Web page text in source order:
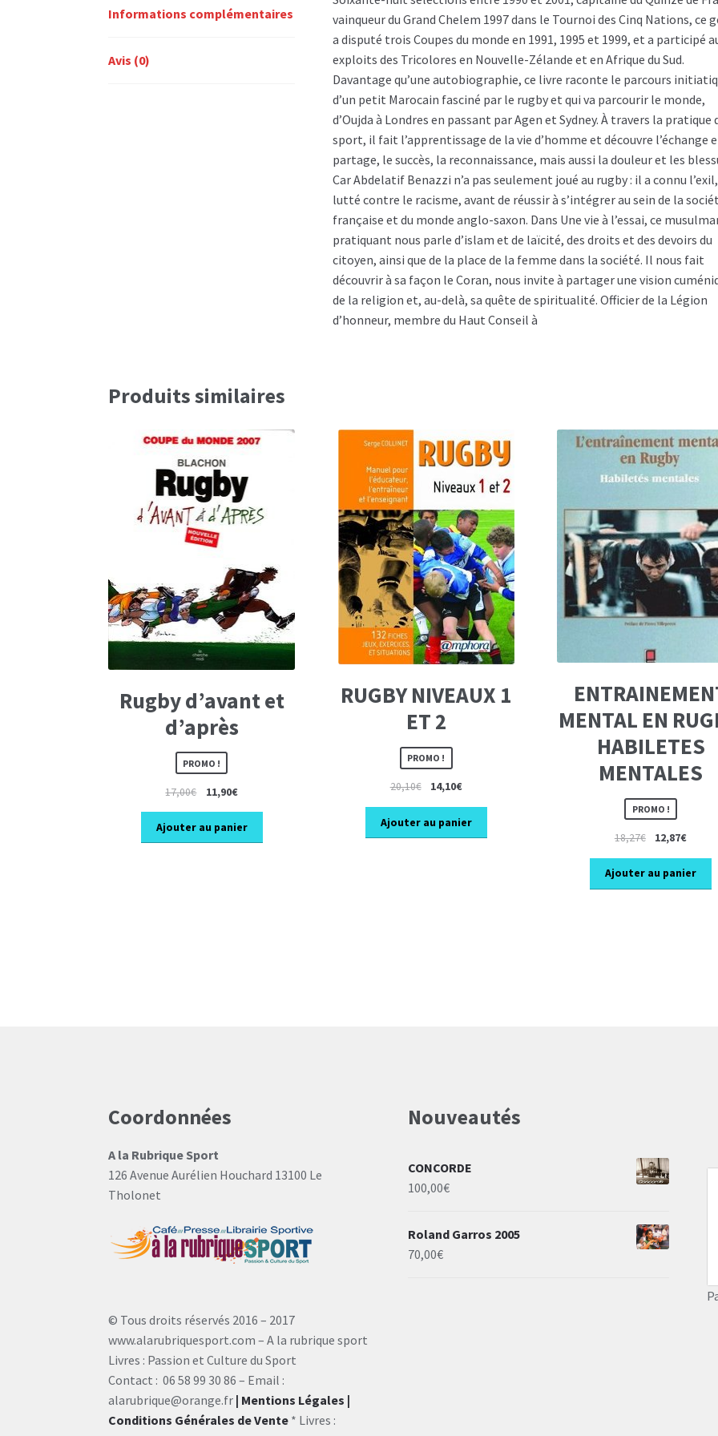
Informations complémentaires
Avis (0)
vainqueur du Grand Chelem 1997 dans le Tournoi des Cinq Nations, ce
a disputé trois Coupes du monde en 1991, 1995 et 1999, et a participé
exploits des Tricolores en Nouvelle-Zélande et en Afrique du Sud.
Davantage qu’une autobiographie, ce livre raconte le parcours
d’un petit Marocain fasciné par le rugby et qui va parcourir le monde,
d’Oujda à Londres en passant par Agen et Sydney. À travers la pratique
sport, il fait l’apprentissage de la vie d’homme et découvre l’échange
partage, le succès, la reconnaissance, mais aussi la douleur et les
Car Abdelatif Benazzi n’a pas seulement joué au rugby : il a connu l’exil,
lutté contre le racisme, avant de réussir à s’intégrer au sein de la
française et du monde anglo-saxon. Dans Une vie à l’essai, ce
pratiquant nous parle d’islam et de laïcité, des droits et des devoirs du
citoyen, ainsi que de la place de la femme dans la société. Il nous fait
découvrir à sa façon le Coran, nous invite à partager une vision
de la religion et, au-delà, sa quête de spiritualité. Officier de la Légion
d’honneur, membre du Haut Conseil à
Produits similaires
Rugby d’avant et
d’après
PROMO !
17,00€
Le
prix
initial
était :
11,90€Le
prix
actuel
est :
Ajouter au panier
RUGBY NIVEAUX 1
ET 2
PROMO !
20,10€
Le
initial
était :
14,10€Le
actuel
est :
Ajouter au panier
MENTAL EN
HABILETES
MENTALES
PROMO !
18,27€
Le
initial
était :
12,87€Le
actuel
est :
Ajouter au panier
Coordonnées
A la Rubrique Sport
126 Avenue Aurélien Houchard 13100 Le
Tholonet
© Tous droits réservés 2016 – 2017
www.alarubriquesport.com – A la rubrique sport
Livres : Passion et Culture du Sport
Contact : 06 58 99 30 86 – Email :
alarubrique@orange.fr | Mentions Légales |
Conditions Générales de Vente* Livres :
Nouveautés
CONCORDE
100,00€
Roland Garros 2005
70,00€